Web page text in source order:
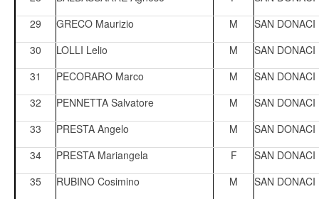
29
GRECO Maurizio M
SAN DONACI
30
LOLLI Lelio M
SAN DONACI
31
PECORARO Marco M
SAN DONACI
32
PENNETTA Salvatore M
SAN DONACI
33
PRESTA Angelo M
SAN DONACI
34
PRESTA Mariangela F
SAN DONACI
35
RUBINO Cosimino M
SAN DONACI